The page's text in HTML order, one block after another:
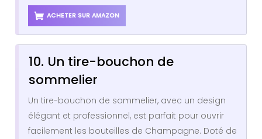
ACHETER SUR AMAZON
10. Un tire-bouchon de
sommelier
Un tire-bouchon de sommelier, avec un design
élégant et professionnel, est parfait pour ouvrir
facilement les bouteilles de Champagne. Doté de